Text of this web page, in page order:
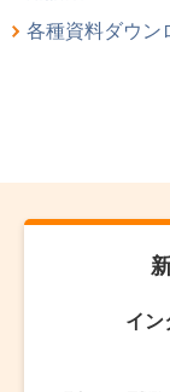
各種資料ダウン
イン